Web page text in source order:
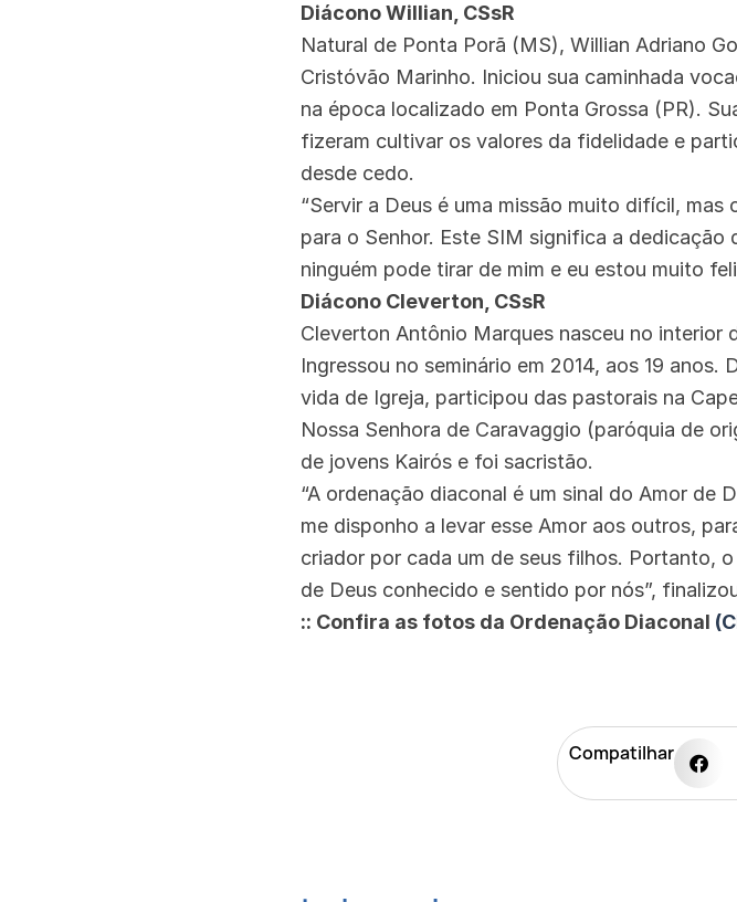
Diácono Willian, CSsR
Natural de Ponta Porã (MS), Willian Adriano
Cristóvão Marinho. Iniciou sua caminhada
na época localizado em Ponta Grossa (PR).
fizeram cultivar os valores da fidelidade e
desde cedo.
“Servir a Deus é uma missão muito difícil,
para o Senhor. Este SIM significa a
ninguém pode tirar de mim e eu estou muito
Diácono Cleverton, CSsR
Cleverton Antônio Marques nasceu no interior
Ingressou no seminário em 2014, aos 19
vida de Igreja, participou das pastorais na
Nossa Senhora de Caravaggio (paróquia de
de jovens Kairós e foi sacristão.
“A ordenação diaconal é um sinal do Amor de
me disponho a levar esse Amor aos outros,
criador por cada um de seus filhos. Portanto,
de Deus conhecido e sentido por nós”,
:: Confira as fotos da Ordenação Diaconal
Compatilhar